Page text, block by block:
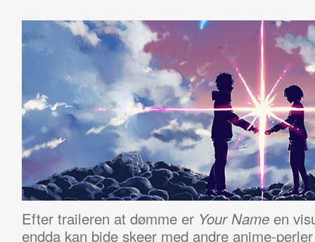
Efter traileren at dømme er Your Nameen
endda kan bide skeer med andre anime-